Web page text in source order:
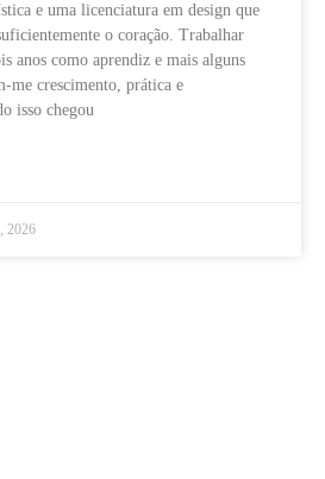
e uma licenciatura em design que
o coração. Trabalhar
anos como aprendiz e mais alguns
me crescimento, prática e
isso chegou
2026